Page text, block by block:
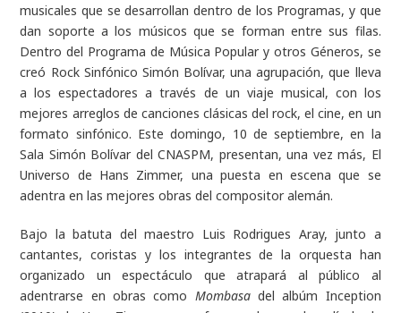
musicales que se desarrollan dentro de los Programas, y que
dan soporte a los músicos que se forman entre sus filas.
Dentro del Programa de Música Popular y otros Géneros, se
creó Rock Sinfónico Simón Bolívar, una agrupación, que lleva
a los espectadores a través de un viaje musical, con los
mejores arreglos de canciones clásicas del rock, el cine, en un
formato sinfónico. Este domingo, 10 de septiembre, en la
Sala Simón Bolívar del CNASPM, presentan, una vez más, El
Universo de Hans Zimmer, una puesta en escena que se
adentra en las mejores obras del compositor alemán.
Bajo la batuta del maestro Luis Rodrigues Aray, junto a
cantantes, coristas y los integrantes de la orquesta han
organizado un espectáculo que atrapará al público al
adentrarse en obras como Mombasadel albúm Inception